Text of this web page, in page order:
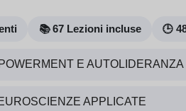
📚 67 Lezioni incluse 🕒
E AUTOLIDERANZA
APPLICATE